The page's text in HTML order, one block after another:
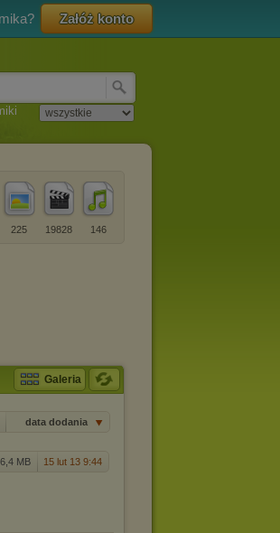
Załóż konto
146
19828
225
Galeria
data dodania
MB 15 lut 13 9:44